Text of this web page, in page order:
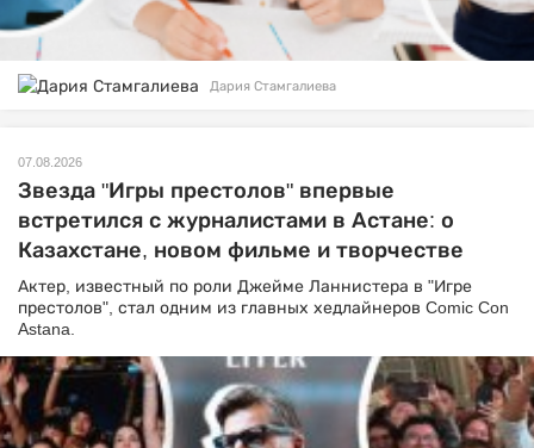
Дария Стамгалиева
07.08.2026
Звезда "Игры престолов" впервые
встретился с журналистами в Астане: о
Казахстане, новом фильме и творчестве
Актер, известный по роли Джейме Ланнистера в "Игре
престолов", стал одним из главных хедлайнеров Comic Con
Astana.